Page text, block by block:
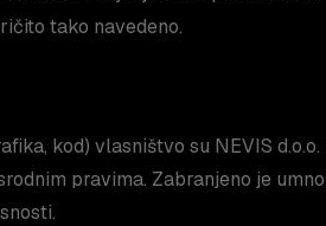
tako navedeno.
kod) vlasništvo su NEVIS
pravima. Zabranjeno je